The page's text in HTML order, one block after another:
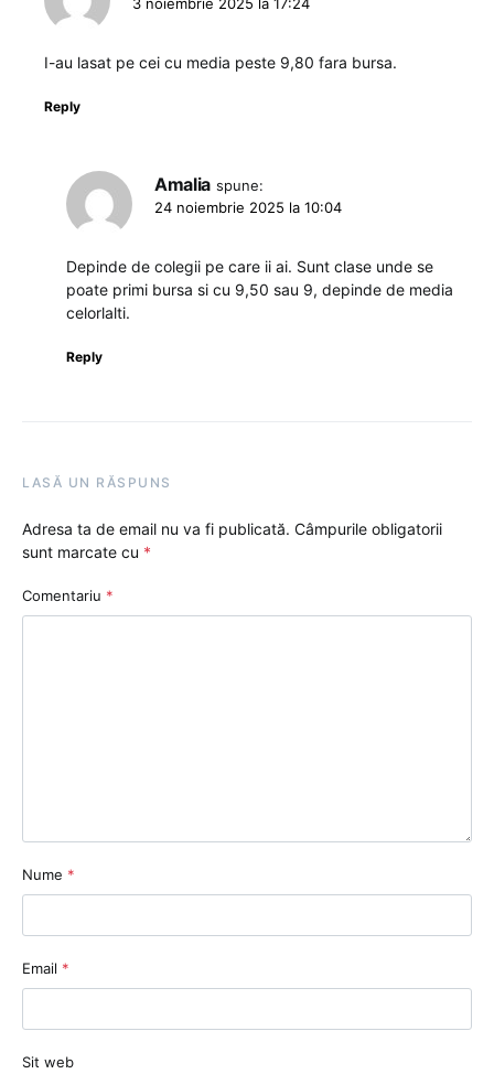
I-au lasat pe cei cu media peste 9,80 fara bursa.
Reply
Amalia spune:
24 noiembrie 2025 la 10:04
Depinde de colegii pe care ii ai. Sunt clase unde se
poate primi bursa si cu 9,50 sau 9, depinde de media
celorlalti.
Reply
LASĂ UN RĂSPUNS
Adresa ta de email nu va fi publicată. Câmpurile obligatorii
sunt marcate cu *
Comentariu *
Nume *
Email *
Sit web